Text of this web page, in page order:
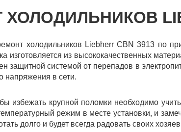
холодильников Liebherr CBN 3913 по
изготовляется из высококачественных
защитной системой от перепадов в
напряжения в сети.
избежать крупной поломки необходимо
режим в месте установки, и
долго и будет всегда радовать своих